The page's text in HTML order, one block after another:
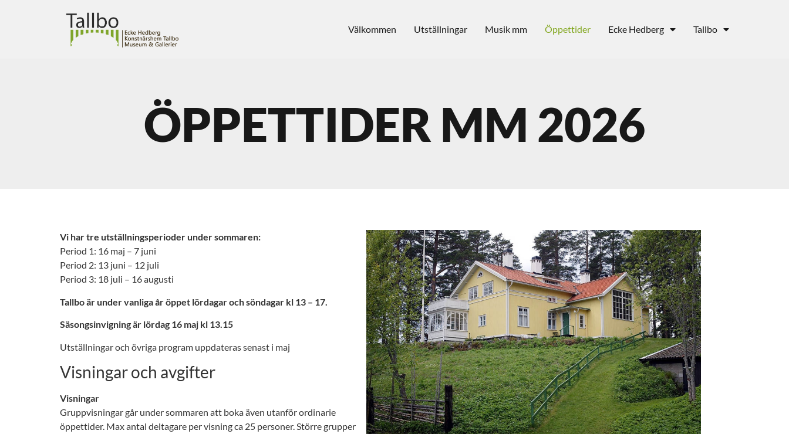
Välkommen Utställningar Musik mm Öppettider Ecke Hedberg Tallbo
ÖPPETTIDER MM 2026
Vi har tre utställningsperioder under sommaren:
Period 1: 16 maj – 7 juni
Period 2: 13 juni – 12 juli
Period 3: 18 juli – 16 augusti
Tallbo är under vanliga år öppet lördagar och söndagar kl 13 – 17.
Säsongsinvigning är lördag 16 maj kl 13.15
Utställningar och övriga program uppdateras senast i maj
Visningar och avgifter
Visningar
Gruppvisningar går under sommaren att boka även utanför ordinarie
öppettider. Max antal deltagare per visning ca 25 personer. Större grupper